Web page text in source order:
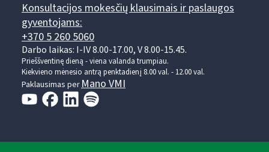
Konsultacijos mokesčių klausimais ir paslaugos
gyventojams:
+370 5 260 5060
Darbo laikas: I-IV 8.00-17.00, V 8.00-15.45.
Prieššventinę dieną - viena valanda trumpiau.
Kiekvieno mėnesio antrą penktadienį 8.00 val. - 12.00 val.
Paklausimas perMano VMI